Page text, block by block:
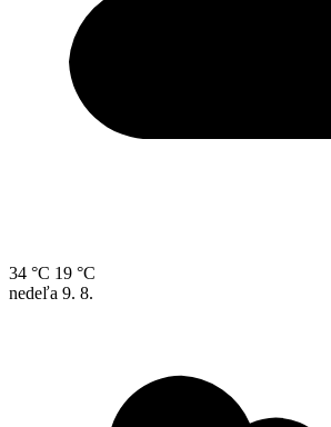
34 °C 19 °C
nedeľa 9. 8.